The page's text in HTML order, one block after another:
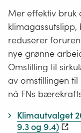
Mer effektiv bruk
reduserer
nye grønne
Omstilling til
av omstillingen
nå FNs
Klimautvalget
9.3 og 9.4)